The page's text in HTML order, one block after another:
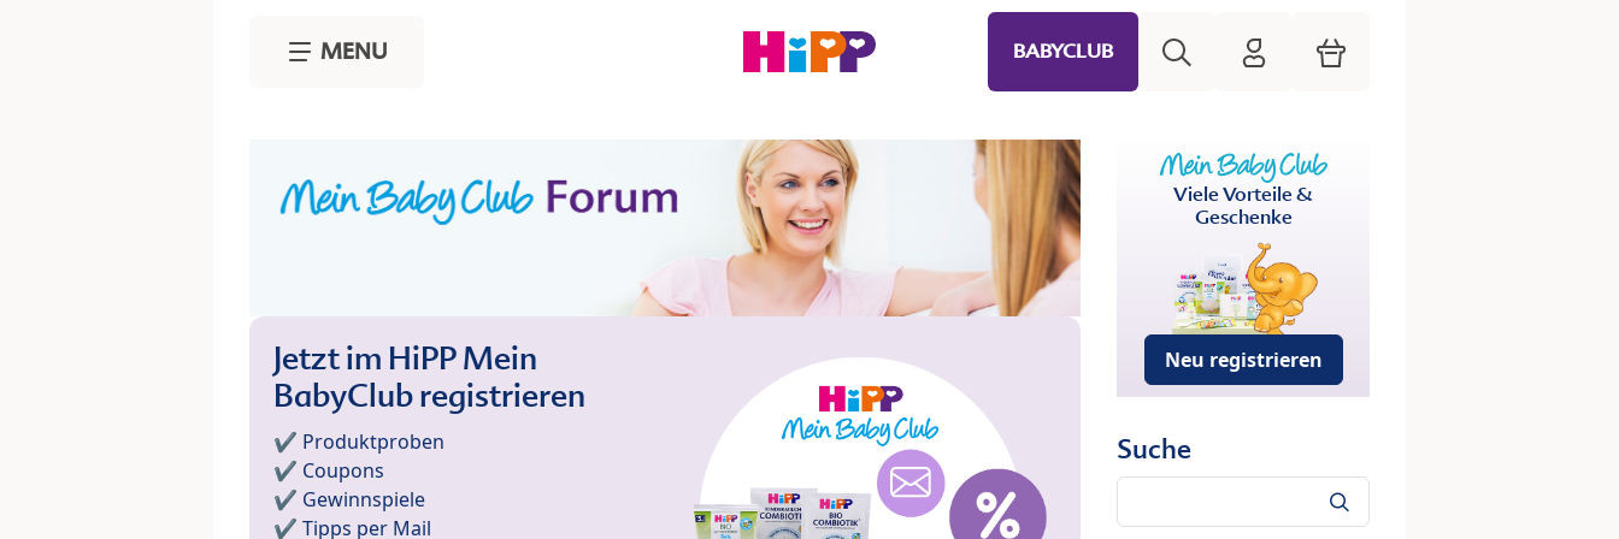
MENU BABYCLUB HiPP Mein Babyclub
Warenkorb
Jetzt im HiPP Mein
BabyClub registrieren
✔️ Produktproben
✔️ Coupons
✔️ Gewinnspiele
✔️ Tipps per Mail
Viele Vorteile &
Geschenke
Neu registrieren
Suche